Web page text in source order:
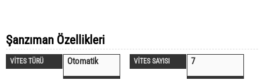
Şanzıman Özellikleri
VİTES TÜRÜ Otomatik VİTES SAYISI 7